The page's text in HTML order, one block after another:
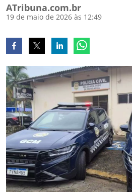
ATribuna.com.br
19 de maio de 2026 às 12:49